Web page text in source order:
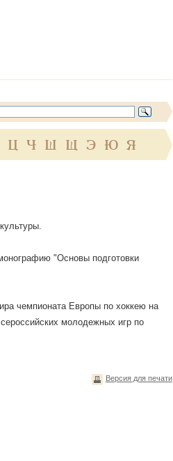
Ц Ч Ш Щ Э Ю Я
"Основы подготовки
чемпионата Европы по хоккею на
молодежных игр по
Версия для печати